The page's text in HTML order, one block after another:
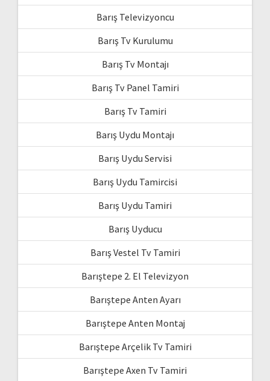
Barış Televizyoncu
Barış Tv Kurulumu
Barış Tv Montajı
Barış Tv Panel Tamiri
Barış Tv Tamiri
Barış Uydu Montajı
Barış Uydu Servisi
Barış Uydu Tamircisi
Barış Uydu Tamiri
Barış Uyducu
Barış Vestel Tv Tamiri
Barıştepe 2. El Televizyon
Barıştepe Anten Ayarı
Barıştepe Anten Montaj
Barıştepe Arçelik Tv Tamiri
Barıştepe Axen Tv Tamiri